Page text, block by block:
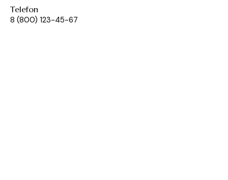
Telefon
8 (800) 123-45-67